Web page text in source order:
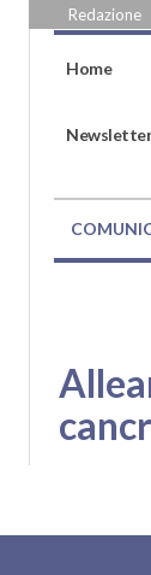
Redazione
Home
Newsletter